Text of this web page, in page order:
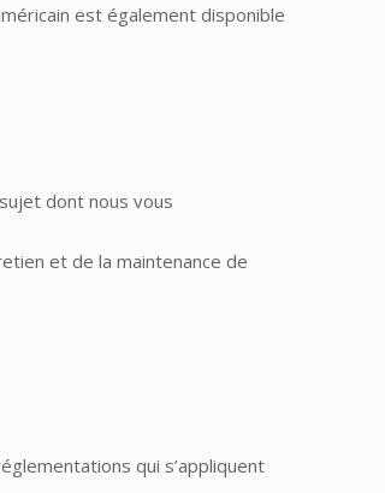
est également disponible
dont nous vous
et de la maintenance de
qui s’appliquent